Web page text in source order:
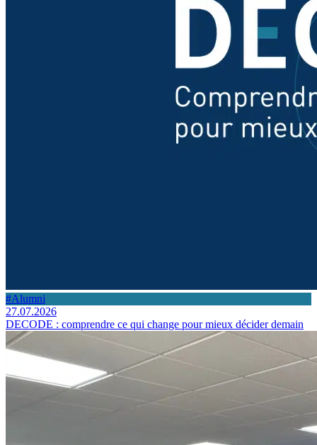
#Alumni
27.07.2026
DECODE : comprendre ce qui change pour mieux décider demain